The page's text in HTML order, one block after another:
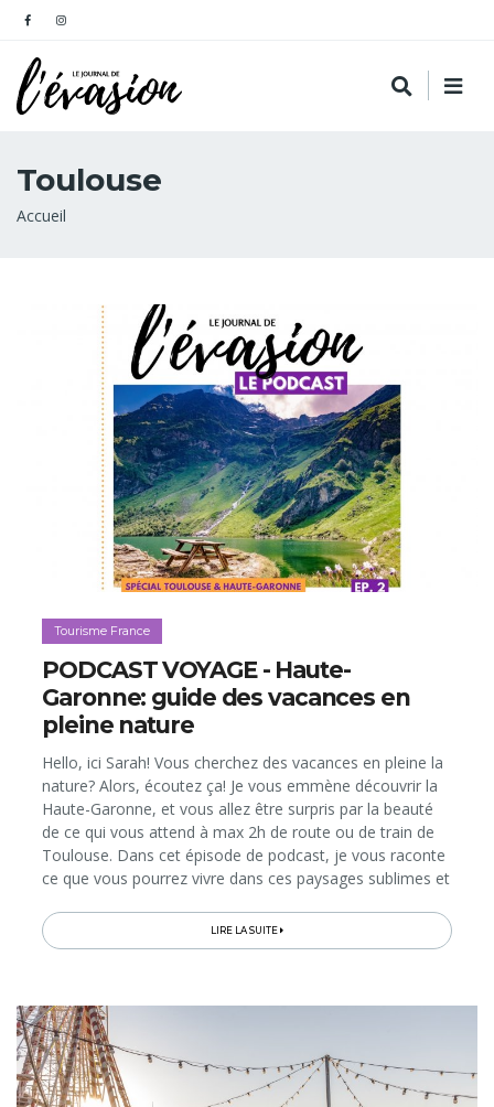
Toulouse
Fil
Accueil
Tourisme France
PODCAST VOYAGE - Haute-
Garonne: guide des vacances en
pleine nature
Hello, ici Sarah! Vous cherchez des vacances en pleine la
nature? Alors, écoutez ça! Je vous emmène découvrir la
Haute-Garonne, et vous allez être surpris par la beauté
de ce qui vous attend à max 2h de route ou de train de
Toulouse. Dans cet épisode de podcast, je vous raconte
ce que vous pourrez vivre dans ces paysages sublimes et
les...
LIRE LA SUITE